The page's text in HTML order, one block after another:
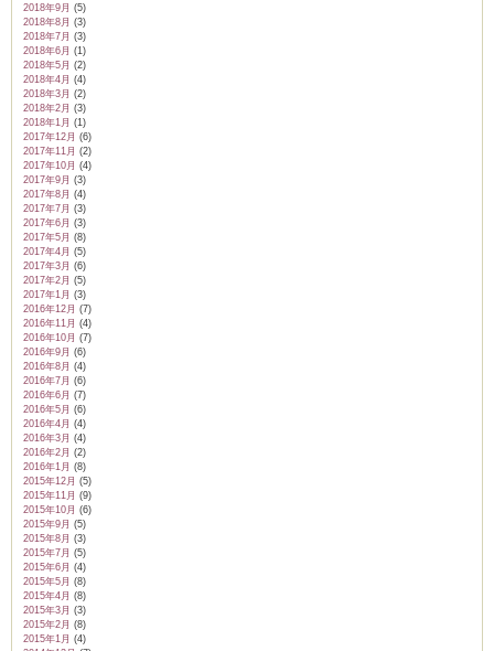
2018年9月 (5)
2018年8月 (3)
2018年7月 (3)
2018年6月 (1)
2018年5月 (2)
2018年4月 (4)
2018年3月 (2)
2018年2月 (3)
2018年1月 (1)
2017年12月 (6)
2017年11月 (2)
2017年10月 (4)
2017年9月 (3)
2017年8月 (4)
2017年7月 (3)
2017年6月 (3)
2017年5月 (8)
2017年4月 (5)
2017年3月 (6)
2017年2月 (5)
2017年1月 (3)
2016年12月 (7)
2016年11月 (4)
2016年10月 (7)
2016年9月 (6)
2016年8月 (4)
2016年7月 (6)
2016年6月 (7)
2016年5月 (6)
2016年4月 (4)
2016年3月 (4)
2016年2月 (2)
2016年1月 (8)
2015年12月 (5)
2015年11月 (9)
2015年10月 (6)
2015年9月 (5)
2015年8月 (3)
2015年7月 (5)
2015年6月 (4)
2015年5月 (8)
2015年4月 (8)
2015年3月 (3)
2015年2月 (8)
2015年1月 (4)